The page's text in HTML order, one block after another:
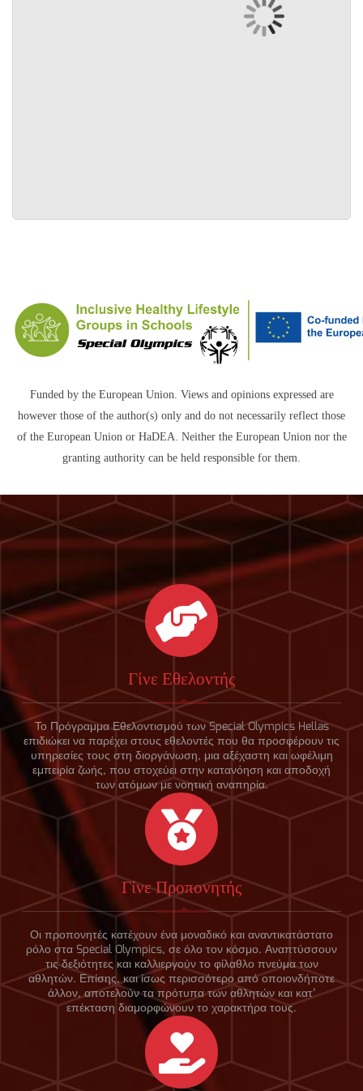
Funded by the European Union. Views and opinions expressed are
however those of the author(s) only and do not necessarily reflect those
of the European Union or HaDEA. Neither the European Union nor the
granting authority can be held responsible for them.
Γίνε Εθελοντής
Το Πρόγραμμα Εθελοντισμού των Special Olympics Hellas
επιδιώκει να παρέχει στους εθελοντές που θα προσφέρουν τις
υπηρεσίες τους στη διοργάνωση, μια αξέχαστη και ωφέλιμη
εμπειρία ζωής, που στοχεύει στην κατανόηση και αποδοχή
των ατόμων με νοητική αναπηρία.
Γίνε Προπονητής
Οι προπονητές κατέχουν ένα μοναδικό και αναντικατάστατο
ρόλο στα Special Olympics, σε όλο τον κόσμο. Αναπτύσσουν
τις δεξιότητες και καλλιεργούν το φίλαθλο πνεύμα των
αθλητών. Επίσης, και ίσως περισσότερο από οποιονδήποτε
άλλον, αποτελούν τα πρότυπα των αθλητών και κατ’
επέκταση διαμορφώνουν το χαρακτήρα τους.